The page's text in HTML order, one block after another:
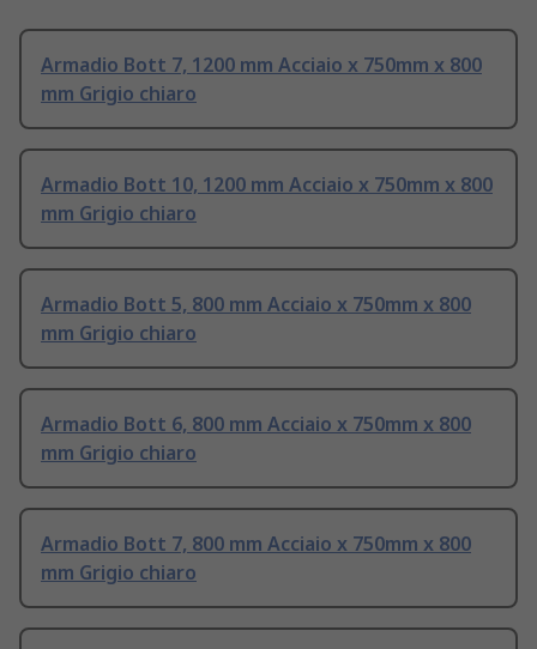
Armadio Bott 7, 1200 mm Acciaio x 750mm x 800
mm Grigio chiaro
Armadio Bott 10, 1200 mm Acciaio x 750mm x 800
mm Grigio chiaro
Armadio Bott 5, 800 mm Acciaio x 750mm x 800
mm Grigio chiaro
Armadio Bott 6, 800 mm Acciaio x 750mm x 800
mm Grigio chiaro
Armadio Bott 7, 800 mm Acciaio x 750mm x 800
mm Grigio chiaro